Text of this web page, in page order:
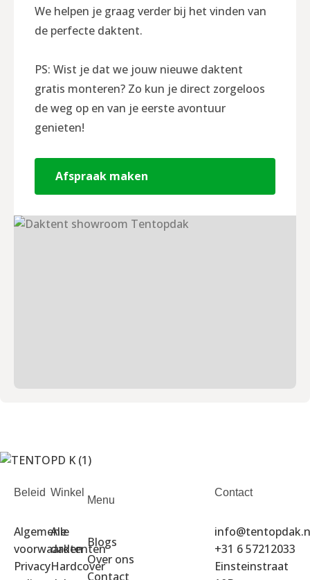
We helpen je graag verder bij het vinden van
de perfecte daktent.
PS: Wist je dat we jouw nieuwe daktent
gratis monteren? Zo kun je direct zorgeloos
de weg op en van je eerste avontuur
genieten!
Afspraak maken
Beleid
Algemene
voorwaarden
Privacy
Winkel
Alle
daktenten
Hardcover
Menu
Blogs
Over ons
Contact
Contact
+31 6 57212033
Einsteinstraat